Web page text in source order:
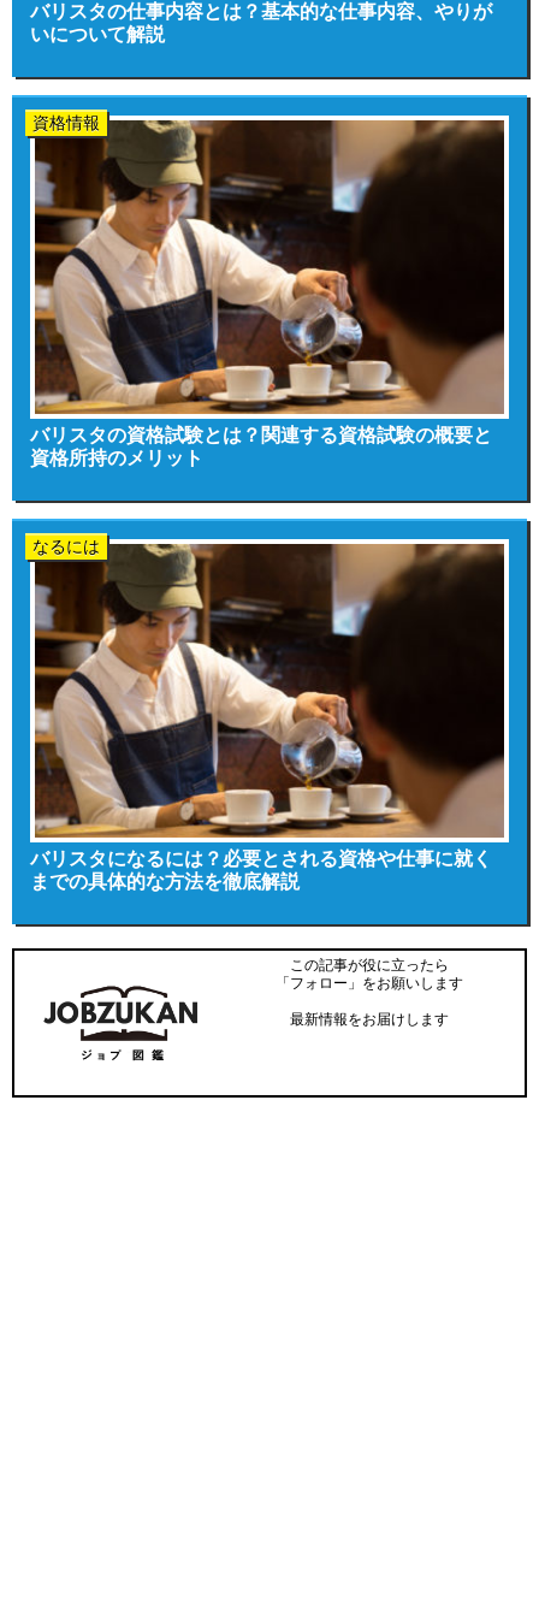
バリスタの仕事内容とは？基本的な仕事内容、やりが
いについて解説
資格情報
バリスタの資格試験とは？関連する資格試験の概要と
資格所持のメリット
なるには
バリスタになるには？必要とされる資格や仕事に就く
までの具体的な方法を徹底解説
この記事が役に立ったら
「フォロー」をお願いします
最新情報をお届けします